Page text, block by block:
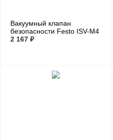
Вакуумный клапан
безопасности Festo ISV-M4
2 167 ₽